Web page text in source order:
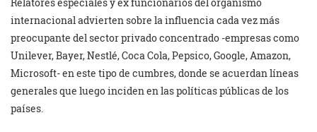
internacional advierten sobre la influencia cada vez más
preocupante del sector privado concentrado -empresas como
Unilever, Bayer, Nestlé, Coca Cola, Pepsico, Google, Amazon,
Microsoft- en este tipo de cumbres, donde se acuerdan líneas
generales que luego inciden en las políticas públicas de los
países.